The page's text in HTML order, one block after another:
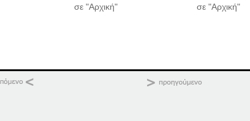
σε "Αρχική"
σε "Αρχική"